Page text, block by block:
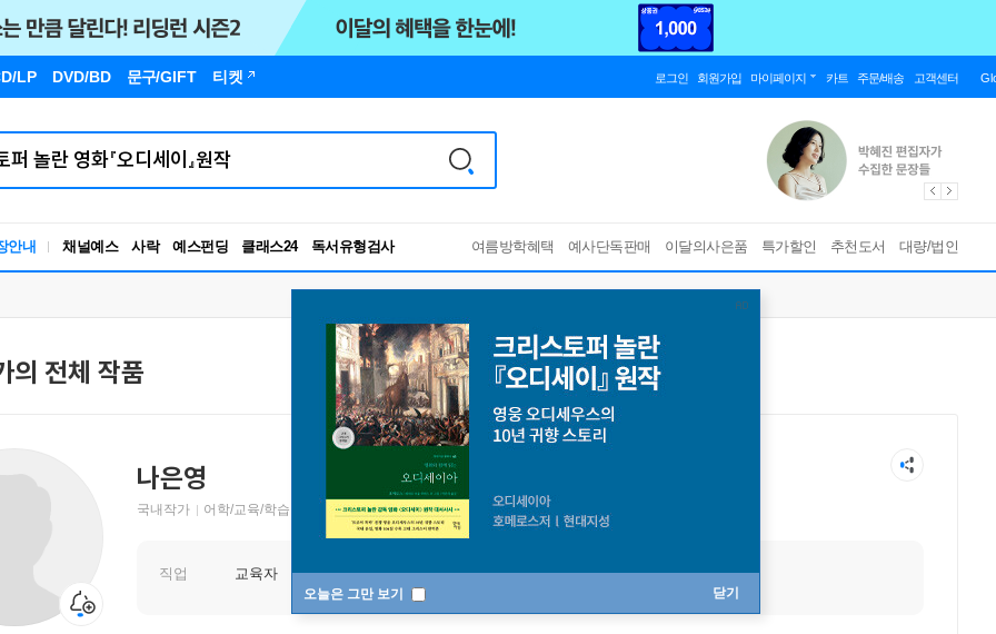
LP DVD/BD 문구/GIFT 티켓 로그인 회원가입 마이페이지 카트 주문/배송 고객센터
안내 채널예스 사락 예스펀딩 클래스24
RBTI Lab
독서유형검사
여름방학혜택 예사단독판매 이달의사은품 특가할인 추천도서 대량/법인
오늘은 그만 보기 닫기
의 전체 작품
나은영
국내작가 어학/교육/학습 저자
직업 교육자